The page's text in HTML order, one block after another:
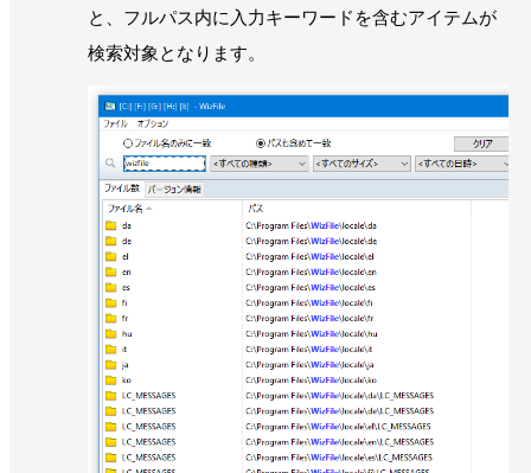
と、フルパス内に入力キーワードを含むアイテムが
検索対象となります。